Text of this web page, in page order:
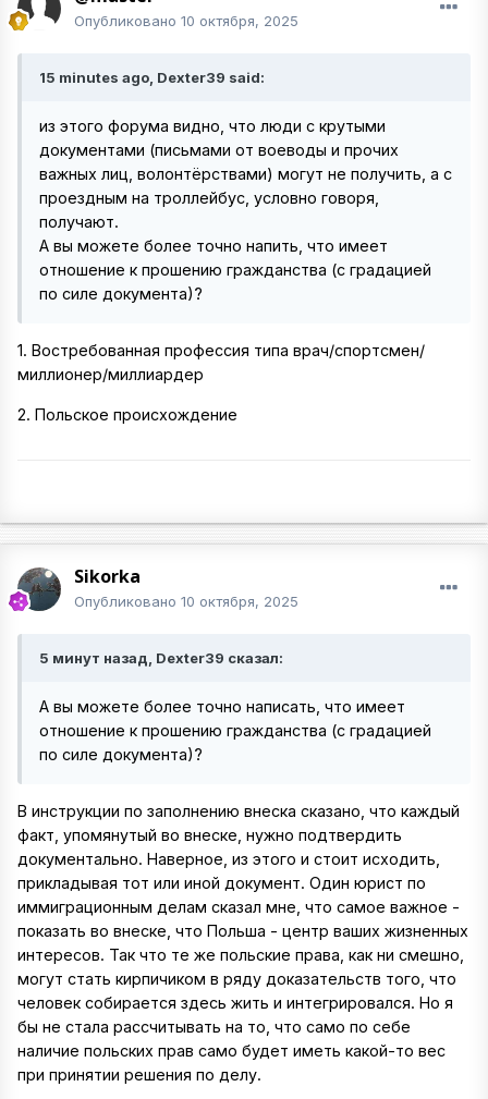
Опубликовано 10 октября, 2025
15 minutes ago, Dexter39 said:
из этого форума видно, что люди с крутыми
документами (письмами от воеводы и прочих
важных лиц, волонтёрствами) могут не получить, а с
проездным на троллейбус, условно говоря,
получают.
А вы можете более точно напить, что имеет
отношение к прошению гражданства (с градацией
по силе документа)?
1. Востребованная профессия типа врач/спортсмен/
миллионер/миллиардер
2. Польское происхождение
Sikorka
Опубликовано 10 октября, 2025
5 минут назад, Dexter39 сказал:
А вы можете более точно написать, что имеет
отношение к прошению гражданства (с градацией
по силе документа)?
В инструкции по заполнению внеска сказано, что каждый
факт, упомянутый во внеске, нужно подтвердить
документально. Наверное, из этого и стоит исходить,
прикладывая тот или иной документ. Один юрист по
иммиграционным делам сказал мне, что самое важное -
показать во внеске, что Польша - центр ваших жизненных
интересов. Так что те же польские права, как ни смешно,
могут стать кирпичиком в ряду доказательств того, что
человек собирается здесь жить и интегрировался. Но я
бы не стала рассчитывать на то, что само по себе
наличие польских прав само будет иметь какой-то вес
при принятии решения по делу.